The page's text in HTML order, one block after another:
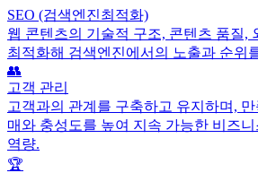
SEO (검색엔진최적화)
웹 콘텐츠의 기술적 구조, 콘텐츠 품질,
최적화해 검색엔진에서의 노출과 순위
👥
고객 관리
고객과의 관계를 구축하고 유지하며,
매와 충성도를 높여 지속 가능한 비즈
역량.
🏆